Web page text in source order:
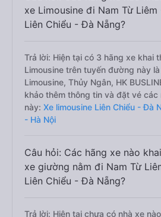
xe Limousine đi Nam Từ
Liên Chiểu - Đà Nẵng?
Trả lời: Hiện tại có 3 hãng xe khai
Limousine trên tuyến đường này
Limousine, Thủy Ngân, HK
khảo thêm thông tin và đặt vé các
này: Xe limousine Liên Chiểu - Đà
- Hà Nội
Câu hỏi: Các hãng xe nào
xe giường nằm đi Nam Từ
Liên Chiểu - Đà Nẵng?
Trả lời: Hiện tại chưa có nhà xe